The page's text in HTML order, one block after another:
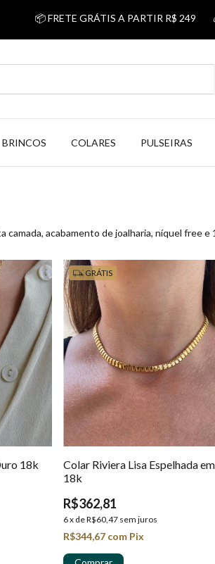
📦 FRETE GRÁTIS A PARTIR R$ 249 💰 5%
BRINCOS COLARES PULSEIRAS
acabamento de joalharia, níquel free e
18k
GRÁTIS
Colar Riviera Lisa Espelhada
18k
R$362,81
6x deR$60,47 sem juros
R$344,67 com Pix